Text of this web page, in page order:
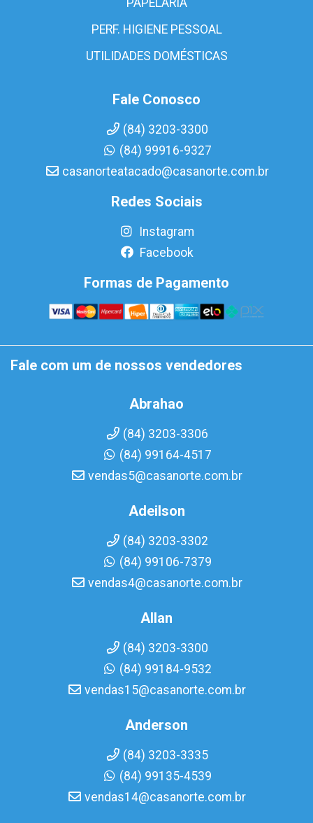
PAPELARIA
PERF. HIGIENE PESSOAL
UTILIDADES DOMÉSTICAS
Fale Conosco
(84) 3203-3300
(84) 99916-9327
casanorteatacado@casanorte.com.br
Redes Sociais
Instagram
Facebook
Formas de Pagamento
Fale com um de nossos vendedores
Abrahao
(84) 3203-3306
(84) 99164-4517
vendas5@casanorte.com.br
Adeilson
(84) 3203-3302
(84) 99106-7379
vendas4@casanorte.com.br
Allan
(84) 3203-3300
(84) 99184-9532
vendas15@casanorte.com.br
Anderson
(84) 3203-3335
(84) 99135-4539
vendas14@casanorte.com.br